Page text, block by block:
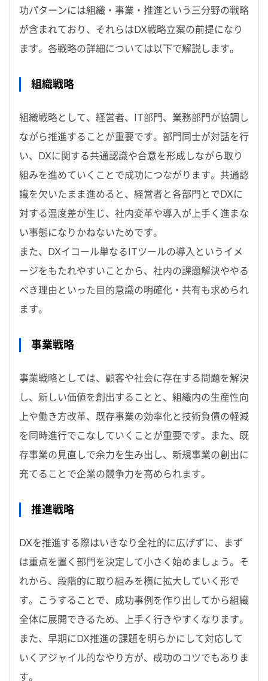
功パターンには組織・事業・推進という三分野の戦略
が含まれており、それらはDX戦略立案の前提になり
ます。各戦略の詳細については以下で解説します。
組織戦略
組織戦略として、経営者、IT部門、業務部門が協調し
ながら推進することが重要です。部門同士が対話を行
い、DXに関する共通認識や合意を形成しながら取り
組みを進めていくことで成功につながります。共通認
識を欠いたまま進めると、経営者と各部門とでDXに
対する温度差が生じ、社内変革や導入が上手く進まな
い事態になりかねないためです。
また、DXイコール単なるITツールの導入というイメ
ージをもたれやすいことから、社内の課題解決ややる
べき理由といった目的意識の明確化・共有も求められ
ます。
事業戦略
事業戦略としては、顧客や社会に存在する問題を解決
し、新しい価値を創出することと、組織内の生産性向
上や働き方改革、既存事業の効率化と技術負債の軽減
を同時進行でこなしていくことが重要です。また、既
存事業の見直しで余力を生み出し、新規事業の創出に
充てることで企業の競争力を高められます。
推進戦略
DXを推進する際はいきなり全社的に広げずに、まず
は重点を置く部門を決定して小さく始めましょう。そ
れから、段階的に取り組みを横に拡大していく形で
す。こうすることで、成功事例を作り出してから組織
全体に展開できるため、上手く行きやすくなります。
また、早期にDX推進の課題を明らかにして対応して
いくアジャイル的なやり方が、成功のコツでもありま
す。